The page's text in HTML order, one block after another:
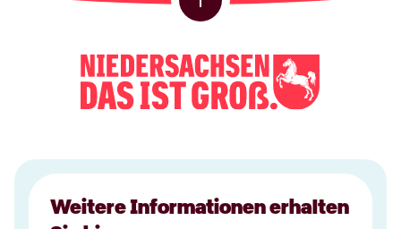
Weitere Informationen erhalten